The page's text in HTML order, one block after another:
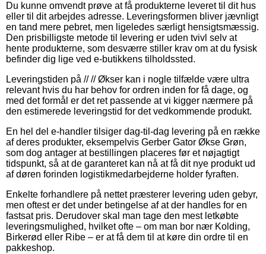
Du kunne omvendt prøve at få produkterne leveret til dit hus
eller til dit arbejdes adresse. Leveringsformen bliver jævnligt
en tand mere pebret, men ligeledes særligt hensigtsmæssig.
Den prisbilligste metode til levering er uden tvivl selv at
hente produkterne, som desværre stiller krav om at du fysisk
befinder dig lige ved e-butikkens tilholdssted.
Leveringstiden på // // Økser kan i nogle tilfælde være ultra
relevant hvis du har behov for ordren inden for få dage, og
med det formål er det ret passende at vi kigger nærmere på
den estimerede leveringstid for det vedkommende produkt.
En hel del e-handler tilsiger dag-til-dag levering på en række
af deres produkter, eksempelvis Gerber Gator Økse Grøn,
som dog antager at bestillingen placeres før et nøjagtigt
tidspunkt, så at de garanteret kan nå at få dit nye produkt ud
af døren forinden logistikmedarbejderne holder fyraften.
Enkelte forhandlere på nettet præsterer levering uden gebyr,
men oftest er det under betingelse af at der handles for en
fastsat pris. Derudover skal man tage den mest letkøbte
leveringsmulighed, hvilket ofte – om man bor nær Kolding,
Birkerød eller Ribe – er at få dem til at køre din ordre til en
pakkeshop.